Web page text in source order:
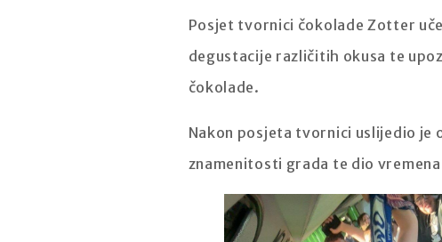
Posjet tvornici čokolade Zotter
degustacije različitih okusa te
čokolade.
Nakon posjeta tvornici uslijedio je
znamenitosti grada te dio